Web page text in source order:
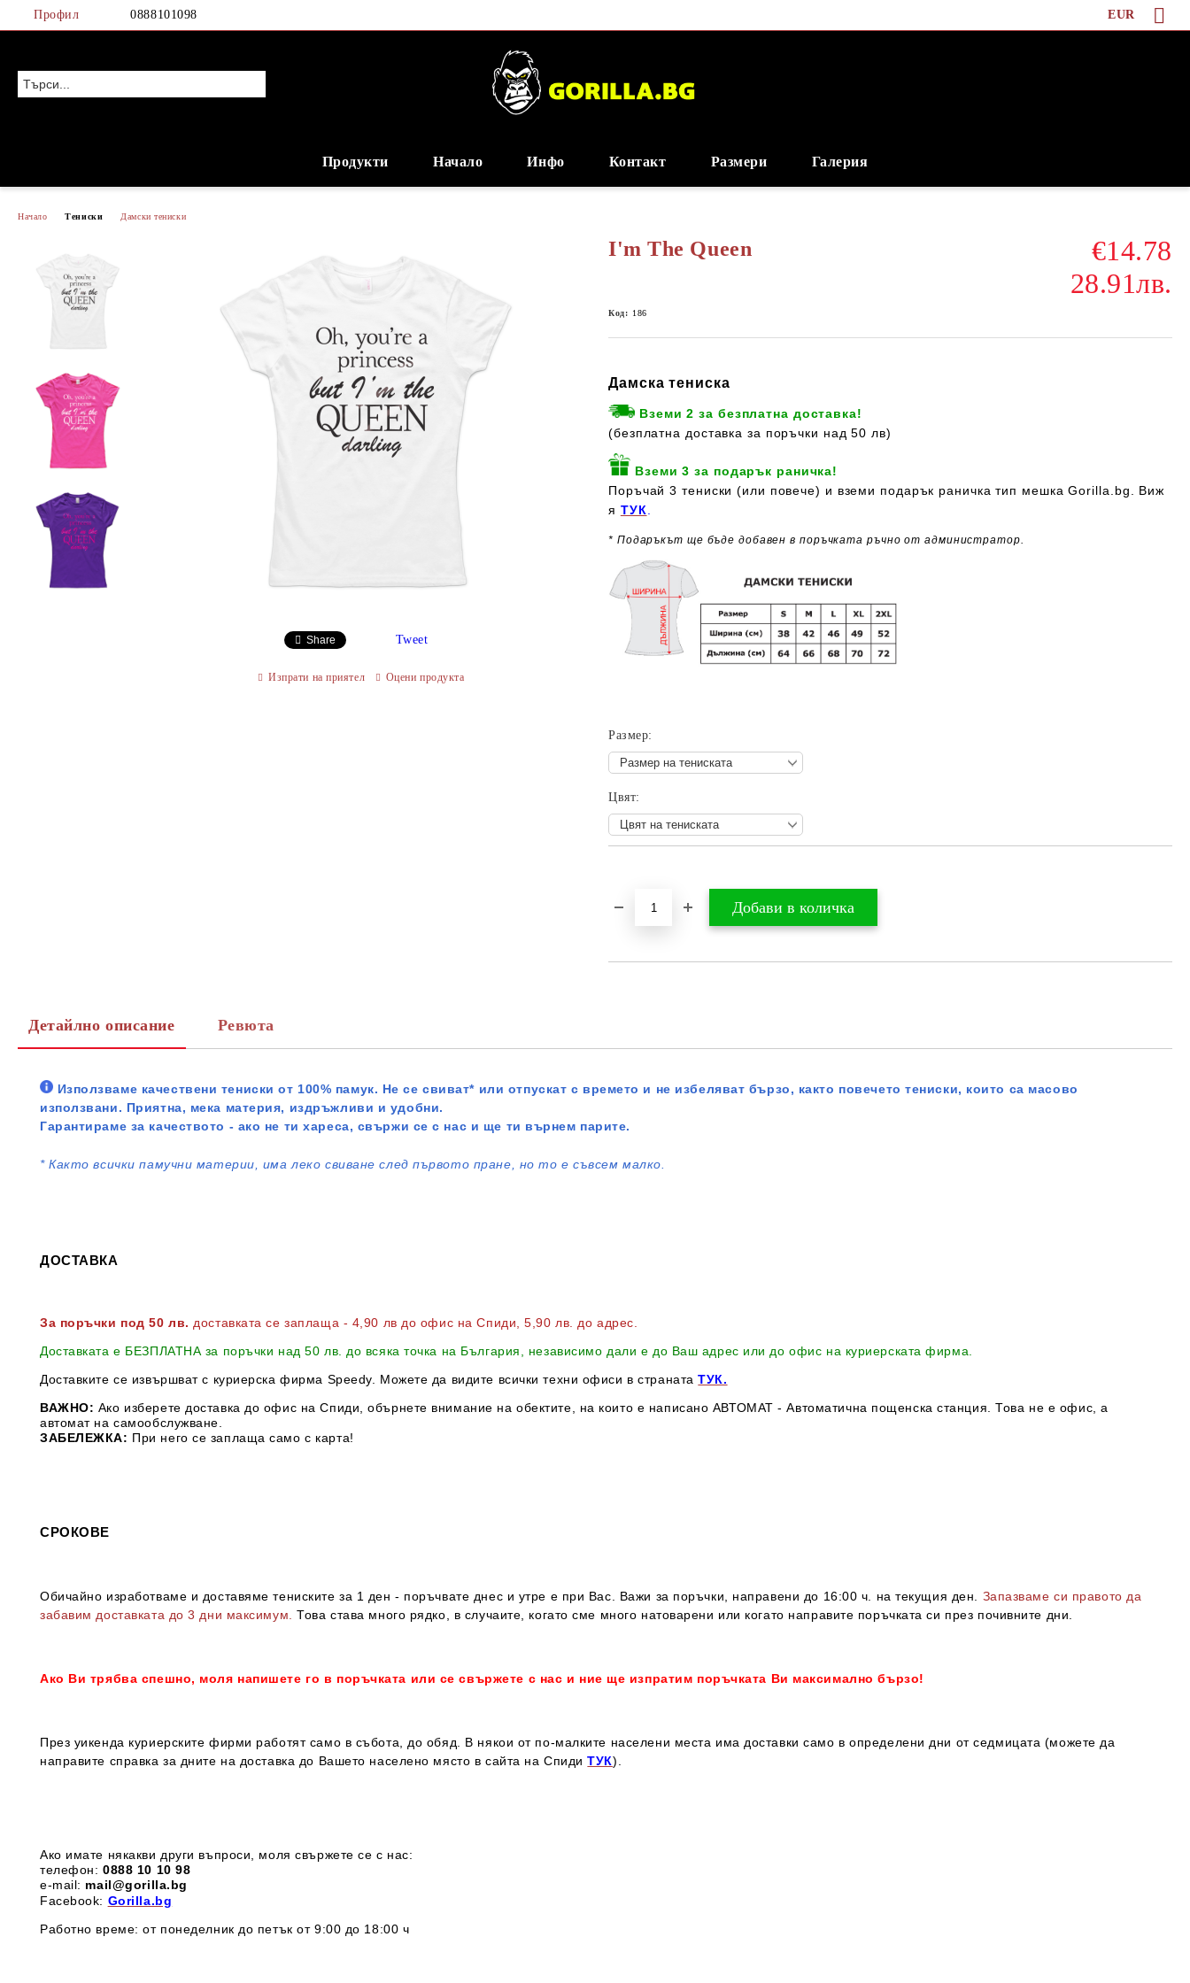
Профил 0888101098 EUR
Продукти Начало Инфо Контакт Размери Галерия
Начало Тениски Дамски тениски
I'm The Queen
€14.78
28.91лв.
Код: 186
Дамска тениска
Вземи 2 за безплатна доставка!
(безплатна доставка за поръчки над 50 лв)
Вземи 3 за подарък раничка!
Поръчай 3 тениски (или повече) и вземи подарък раничка тип мешка Gorilla.bg. Виж
я ТУК
* Подаръкът ще бъде добавен в поръчката ръчно от администратор.
Размер:
Цвят:
Share Tweet
Изпрати на приятел Оцени продукта
Детайлно описание Ревюта
Използваме качествени тениски от 100% памук. Не се свиват* или отпускат с времето и не избеляват бързо, както повечето тениски, които са масово
използвани. Приятна, мека материя, издръжливи и удобни.
Гарантираме за качеството - ако не ти хареса, свържи се с нас и ще ти върнем парите.
*Както всички памучни материи, има леко свиване след първото пране, но то е съвсем малко.
ДОСТАВКА
За поръчки под 50 лв. доставката се заплаща - 4,90 лв до офис на Спиди , 5,90 лв. до адрес
Доставката е БЕЗПЛАТНА за поръчки над 50 лв. до всяка точка на България, независимо дали е до Ваш адрес или до офис на куриерската фирма.
Доставките се извършват с куриерска фирма Speedy. Можете да видите всички техни офиси в страната ТУК.
ВАЖНО: Ако изберете доставка до офис на Спиди, обърнете внимание на обектите, на които е написано АВТОМАТ - Автоматична пощенска станция. Това не е офис, а
автомат на самообслужване.
ЗАБЕЛЕЖКА: При него се заплаща само с карта!
СРОКОВЕ
Обичайно изработваме и доставяме тениските за 1 ден - поръчвате днес и утре е при Вас. Важи за поръчки, направени до 16:00 ч. на текущия ден. Запазваме си правото да
забавим доставката до 3 дни максимум.
Това става много рядко, в случаите, когато сме много натоварени или когато направите поръчката си през почивните дни.
Ако Ви трябва спешно, моля напишете го в поръчката или се свържете с нас и ние ще изпратим поръчката Ви максимално бързо!
През уикенда куриерските фирми работят само в събота, до обяд. В някои от по-малките населени места има доставки само в определени дни от седмицата (можете да
направите справка за дните на доставка до Вашето населено място в сайта на СпидиТУК).
Ако имате някакви други въпроси, моля свържете се с нас:
телефон:0888 10 10 98
e-mail: mail@gorilla.bg
Facebook: Gorilla.bg
Работно време: от понеделник до петък от 9:00 до 18:00 ч